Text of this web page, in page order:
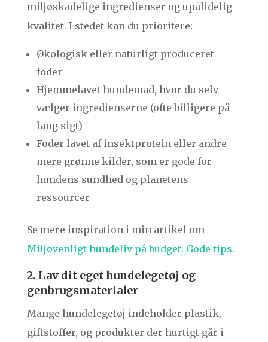
miljøskadelige ingredienser og upålidelig
kvalitet. I stedet kan du prioritere:
Økologisk eller naturligt produceret
foder
Hjemmelavet hundemad, hvor du selv
vælger ingredienserne (ofte billigere på
lang sigt)
Foder lavet af insektprotein eller andre
mere grønne kilder, som er gode for
hundens sundhed og planetens
ressourcer
Se mere inspiration i min artikel om
Miljøvenligt hundeliv på budget: Gode tips.
2. Lav dit eget hundelegetøj og
genbrugsmaterialer
Mange hundelegetøj indeholder plastik,
giftstoffer, og produkter der hurtigt går i